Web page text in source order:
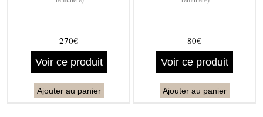
270€
Voir ce produit
Ajouter au panier
80€
Voir ce produit
Ajouter au panier